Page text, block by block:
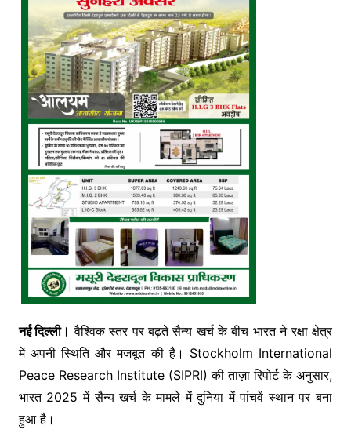
नई दिल्ली। वैश्विक स्तर पर बढ़ते सैन्य खर्च के बीच भारत ने रक्षा क्षेत्र
में अपनी स्थिति और मजबूत की है। Stockholm International
Peace Research Institute (SIPRI) की ताज़ा रिपोर्ट के अनुसार,
भारत 2025 में सैन्य खर्च के मामले में दुनिया में पांचवें स्थान पर बना
हुआ है।